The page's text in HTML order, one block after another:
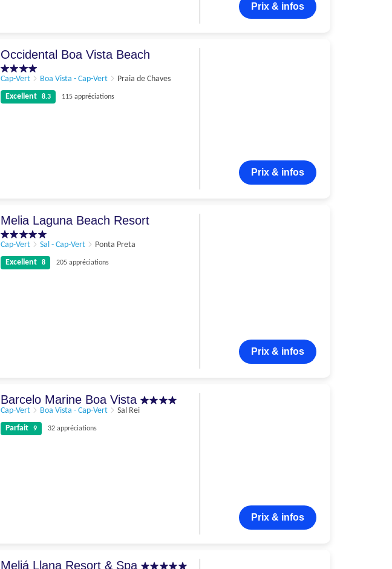
Prix & infos
Occidental Boa Vista Beach
Cap-Vert Boa Vista - Cap-Vert
Praia de Chaves
Excellent
8.3 115 appréciations
Prix & infos
Melia Laguna Beach Resort
Cap-Vert Sal - Cap-Vert
Ponta Preta
Excellent
8 205 appréciations
Prix & infos
Barcelo Marine Boa Vista
Cap-Vert Boa Vista - Cap-Vert
Sal Rei
Parfait
9 32 appréciations
Prix & infos
Meliá Llana Resort & Spa